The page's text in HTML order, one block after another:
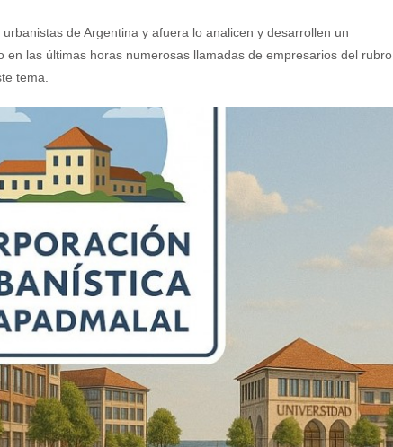
de Argentina y afuera lo analicen y desarrollen un
en las últimas horas numerosas llamadas de empresarios del rubro
tema.